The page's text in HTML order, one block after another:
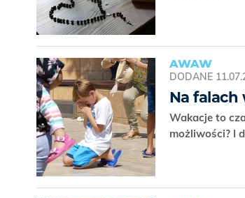
AWAW
DODANE
Na falach
Wakacje to
możliwości? I